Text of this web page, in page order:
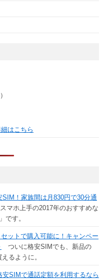
はこちら
SIM！家族間は月830円で30分通
マホ上手の2017年のおすすめな
です。
ットで購入可能に！キャンペー
ついに格安SIMでも、新品の
るように。
安SIMで通話定額を利用するなら